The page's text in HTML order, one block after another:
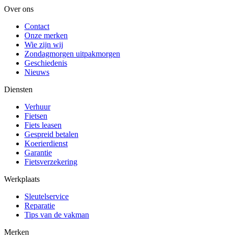
Over ons
Contact
Onze merken
Wie zijn wij
Zondagmorgen uitpakmorgen
Geschiedenis
Nieuws
Diensten
Verhuur
Fietsen
Fiets leasen
Gespreid betalen
Koerierdienst
Garantie
Fietsverzekering
Werkplaats
Sleutelservice
Reparatie
Tips van de vakman
Merken